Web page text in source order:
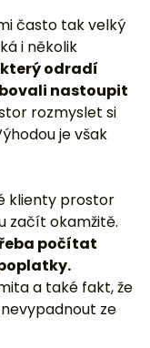
často tak velký
i několik
odradí
nastoupit
rozmyslet si
je však
klienty prostor
začít okamžitě.
počítat
a také fakt, že
ze